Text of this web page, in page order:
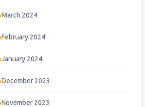
March 2024
February 2024
January 2024
December 2023
November 2023